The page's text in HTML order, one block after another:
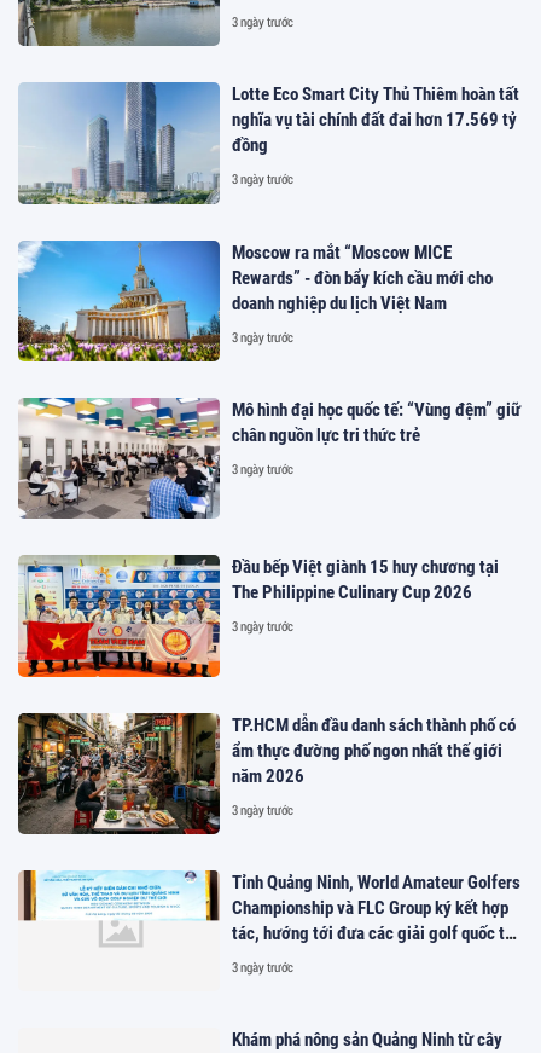
3 ngày trước
Lotte Eco Smart City Thủ Thiêm hoàn tất
nghĩa vụ tài chính đất đai hơn 17.569 tỷ
đồng
3 ngày trước
Moscow ra mắt “Moscow MICE
Rewards” - đòn bẩy kích cầu mới cho
doanh nghiệp du lịch Việt Nam
3 ngày trước
Mô hình đại học quốc tế: “Vùng đệm” giữ
chân nguồn lực tri thức trẻ
3 ngày trước
Đầu bếp Việt giành 15 huy chương tại
The Philippine Culinary Cup 2026
3 ngày trước
TP.HCM dẫn đầu danh sách thành phố có
ẩm thực đường phố ngon nhất thế giới
năm 2026
3 ngày trước
Tỉnh Quảng Ninh, World Amateur Golfers
Championship và FLC Group ký kết hợp
tác, hướng tới đưa các giải golf quốc tế
đến Việt Nam
3 ngày trước
Khám phá nông sản Quảng Ninh từ cây